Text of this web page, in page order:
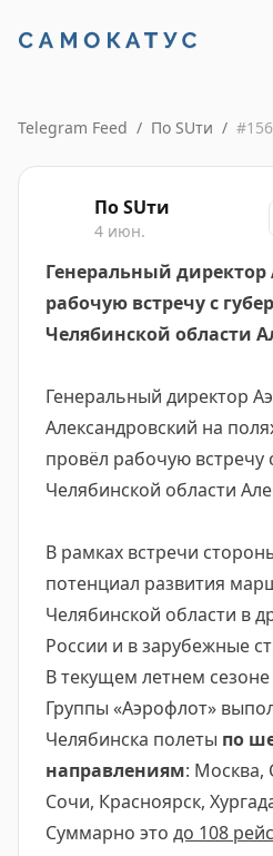
Telegram Feed / По SUти / #
По SUти
4 июн.
Генеральный директор
рабочую встречу с
Челябинской области
Генеральный директор
Александровский на
провёл рабочую встречу
Челябинской области
В рамках встречи
потенциал развития
Челябинской области в
России и в зарубежные
В текущем летнем
Группы «Аэрофлот»
Челябинска полеты по
направлениям: Москва,
Сочи, Красноярск,
Суммарно это до 108